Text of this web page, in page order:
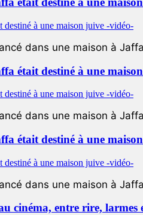
dans une maison à
était destiné à une
dans une maison à
était destiné à une
dans une maison à
cinéma, entre rire, larmes